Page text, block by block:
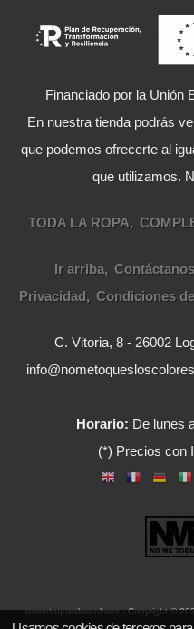
Financiado por la Unión
En nuestra tienda podrás
que podemos ofrecerte al
que utilizamos.
TODA LA ROPA
Ir arriba Contáctanos
Privacidad
Condiciones
C. Vitoria, 8 - 26002
Horario: De lunes
(*) Precios con
nometoquesloscolores- Copyright ©